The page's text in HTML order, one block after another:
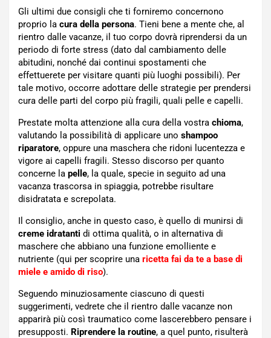
Gli ultimi due consigli che ti forniremo concernono
proprio la cura della persona. Tieni bene a mente che, al
rientro dalle vacanze, il tuo corpo dovrà riprendersi da un
periodo di forte stress (dato dal cambiamento delle
abitudini, nonché dai continui spostamenti che
effettuerete per visitare quanti più luoghi possibili). Per
tale motivo, occorre adottare delle strategie per prendersi
cura delle parti del corpo più fragili, quali pelle e capelli.
Prestate molta attenzione alla cura della vostra chioma,
valutando la possibilità di applicare uno shampoo
riparatore, oppure una maschera che ridoni lucentezza e
vigore ai capelli fragili. Stesso discorso per quanto
concerne la pelle, la quale, specie in seguito ad una
vacanza trascorsa in spiaggia, potrebbe risultare
disidratata e screpolata.
Il consiglio, anche in questo caso, è quello di munirsi di
creme idratanti di ottima qualità, o in alternativa di
maschere che abbiano una funzione emolliente e
nutriente (qui per scoprire una ricetta fai da te a base di
miele e amido di riso).
Seguendo minuziosamente ciascuno di questi
suggerimenti, vedrete che il rientro dalle vacanze non
apparirà più così traumatico come lascerebbero pensare i
presupposti. Riprendere la routine, a quel punto, risulterà